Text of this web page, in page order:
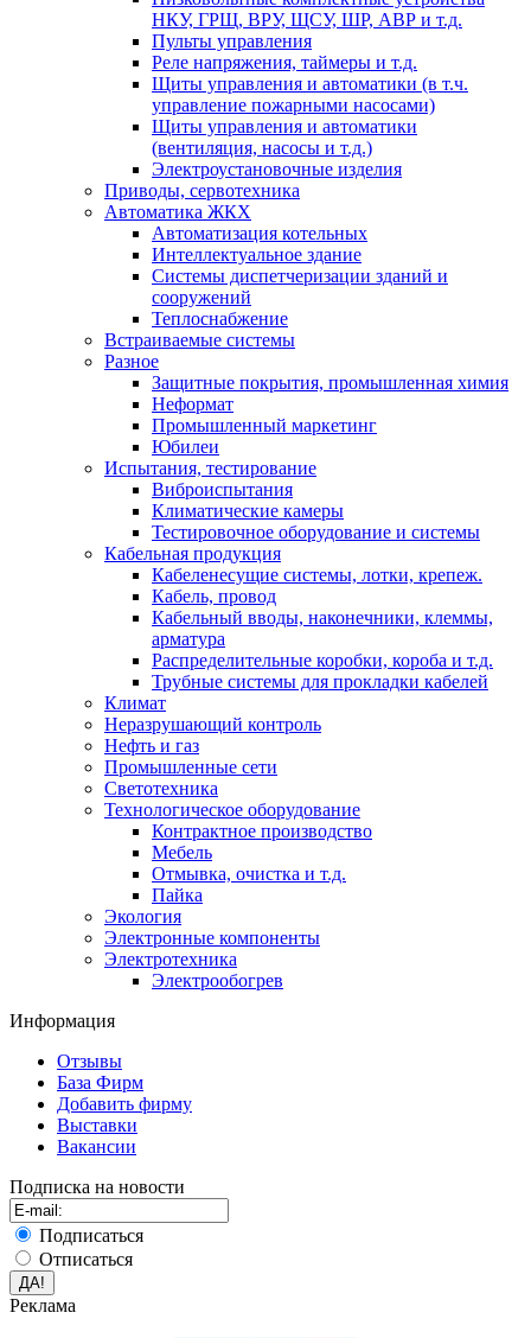
НКУ, ГРЩ, ВРУ, ЩСУ, ШР, АВР и т.д.
Пульты управления
Реле напряжения, таймеры и т.д.
Щиты управления и автоматики (в т.ч.
управление пожарными насосами)
Щиты управления и автоматики
(вентиляция, насосы и т.д.)
Электроустановочные изделия
Приводы, сервотехника
Автоматика ЖКХ
Автоматизация котельных
Интеллектуальное здание
Системы диспетчеризации зданий и
сооружений
Теплоснабжение
Встраиваемые системы
Разное
Защитные покрытия, промышленная химия
Неформат
Промышленный маркетинг
Юбилеи
Испытания, тестирование
Виброиспытания
Климатические камеры
Тестировочное оборудование и системы
Кабельная продукция
Кабеленесущие системы, лотки, крепеж.
Кабель, провод
Кабельный вводы, наконечники, клеммы,
арматура
Распределительные коробки, короба и т.д.
Трубные системы для прокладки кабелей
Климат
Неразрушающий контроль
Нефть и газ
Промышленные сети
Светотехника
Технологическое оборудование
Контрактное производство
Мебель
Отмывка, очистка и т.д.
Пайка
Экология
Электронные компоненты
Электротехника
Электрообогрев
Информация
Отзывы
База Фирм
Добавить фирму
Выставки
Вакансии
Подписка на новости
Подписаться
Отписаться
Реклама